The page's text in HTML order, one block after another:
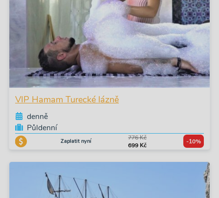
VIP Hamam Turecké lázně
denně
Půldenní
Zaplatit nyní
776 Kč
699 Kč
-10%